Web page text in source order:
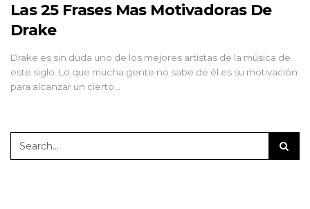
Las 25 Frases Mas Motivadoras De
Drake
Drake es sin duda uno de los mejores artistas de la música de
este siglo. Lo que mucha gente no sabe de él es su motivación
para alcanzar un cierto…